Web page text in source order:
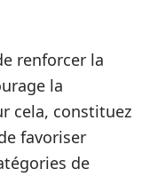
renforcer la
la
cela, constituez
favoriser
de